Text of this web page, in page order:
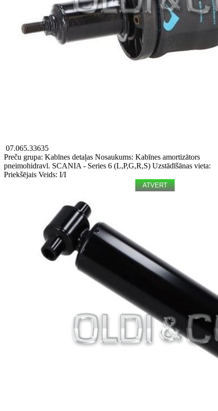
07.065.33635
Preču grupa: Kabīnes detaļas Nosaukums: Kabīnes amortizātors
pneimohidravl. SCANIA - Series 6 (L,P,G,R,S) Uzstādīšānas vieta:
Priekšējais Veids: I/I
ATVERT